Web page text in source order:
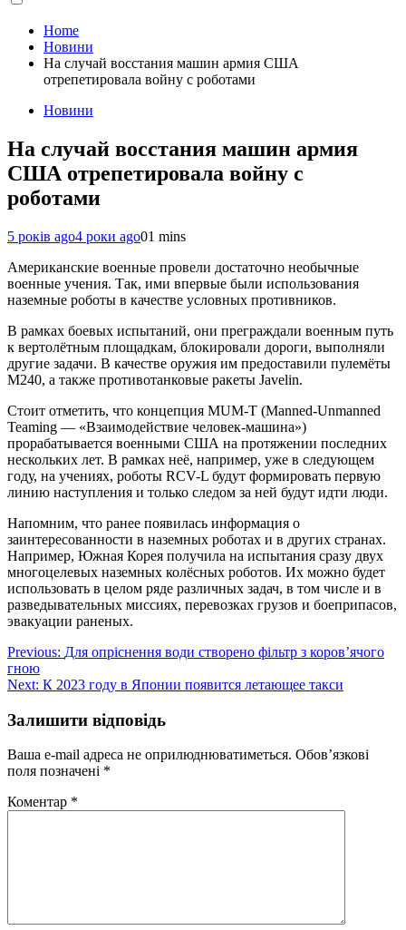
Home
Новини
На случай восстания машин армия США
отрепетировала войну с роботами
Новини
На случай восстания машин армия
США отрепетировала войну с
роботами
5 років ago4 роки ago01 mins
Американские военные провели достаточно необычные
военные учения. Так, ими впервые были использования
наземные роботы в качестве условных противников.
В рамках боевых испытаний, они преграждали военным путь
к вертолётным площадкам, блокировали дороги, выполняли
другие задачи. В качестве оружия им предоставили пулемёты
M240, а также противотанковые ракеты Javelin.
Стоит отметить, что концепция MUM-T (Manned-Unmanned
Teaming — «Взаимодействие человек-машина»)
прорабатывается военными США на протяжении последних
нескольких лет. В рамках неё, например, уже в следующем
году, на учениях, роботы RCV-L будут формировать первую
линию наступления и только следом за ней будут идти люди.
Напомним, что ранее появилась информация о
заинтересованности в наземных роботах и в других странах.
Например, Южная Корея получила на испытания сразу двух
многоцелевых наземных колёсных роботов. Их можно будет
использовать в целом ряде различных задач, в том числе и в
разведывательных миссиях, перевозках грузов и боеприпасов,
эвакуации раненых.
Навігація
записів
Previous: Для опріснення води створено фільтр з коров’ячого
гною
Next: К 2023 году в Японии появится летающее такси
Залишити відповідь
Ваша e-mail адреса не оприлюднюватиметься. Обов’язкові
поля позначені *
Коментар *